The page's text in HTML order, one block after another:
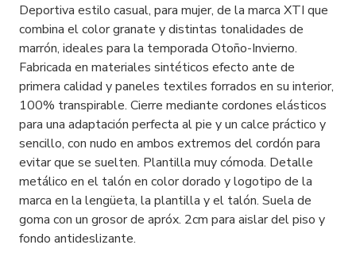
Deportiva estilo casual, para mujer, de la marca XTI que
combina el color granate y distintas tonalidades de
marrón, ideales para la temporada Otoño-Invierno.
Fabricada en materiales sintéticos efecto ante de
primera calidad y paneles textiles forrados en su interior,
100% transpirable. Cierre mediante cordones elásticos
para una adaptación perfecta al pie y un calce práctico y
sencillo, con nudo en ambos extremos del cordón para
evitar que se suelten. Plantilla muy cómoda. Detalle
metálico en el talón en color dorado y logotipo de la
marca en la lengüeta, la plantilla y el talón. Suela de
goma con un grosor de apróx. 2cm para aislar del piso y
fondo antideslizante.